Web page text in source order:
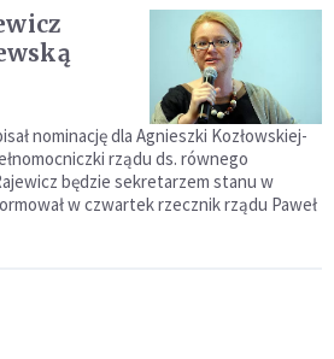
nominację dla Agnieszki Kozłowskiej-
rządu ds. równego
będzie sekretarzem stanu w
w czwartek rzecznik rządu Paweł